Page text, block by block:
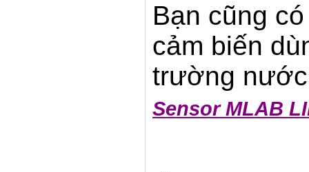
Bạn cũng
cảm biến
trường
Sensor MLAB